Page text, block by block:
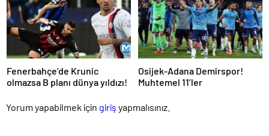
Fenerbahçe’de Krunic
olmazsa B planı dünya yıldızı!
Osijek-Adana Demirspor!
Muhtemel 11’ler
Yorum yapabilmek için giriş yapmalısınız.